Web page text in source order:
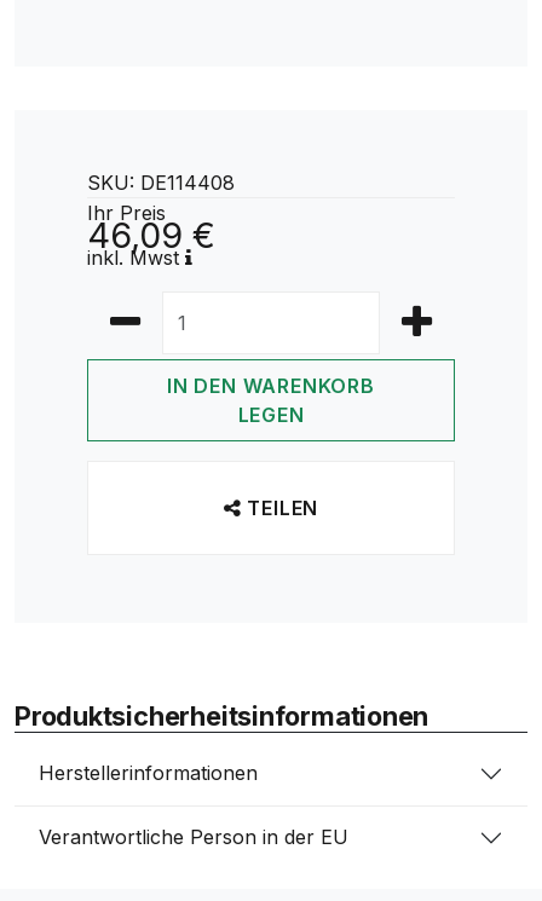
SKU: DE114408
Ihr Preis
46,09 €
inkl. Mwst
IN DEN WARENKORB
LEGEN
TEILEN
Produktsicherheitsinformationen
Herstellerinformationen
Verantwortliche Person in der EU